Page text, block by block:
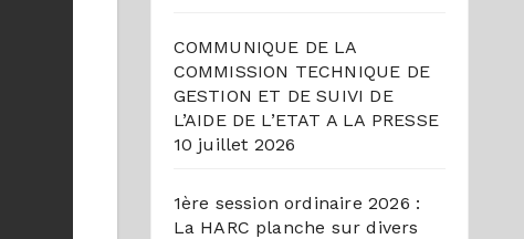
COMMUNIQUE DE LA
COMMISSION TECHNIQUE DE
GESTION ET DE SUIVI DE
L’AIDE DE L’ETAT A LA PRESSE
10 juillet 2026
1ère session ordinaire 2026 :
La HARC planche sur divers